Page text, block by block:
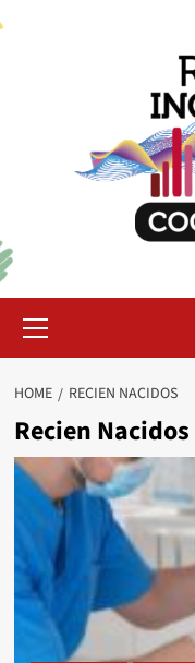
Menu
HOME RECIEN NACIDOS
Recien Nacidos